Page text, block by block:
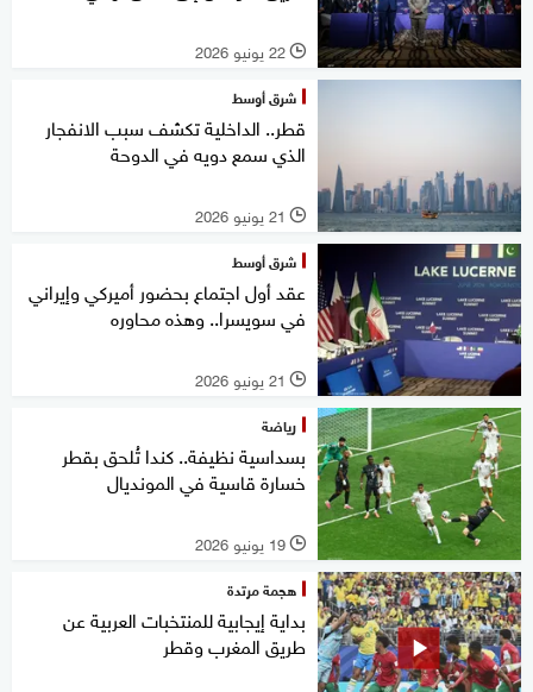
l 22 يونيو 2026
شرق أوسط
قطر.. الداخلية تكشف سبب الانفجار
الذي سمع دويه في الدوحة
l 21 يونيو 2026
شرق أوسط
عقد أول اجتماع بحضور أميركي وإيراني
في سويسرا.. وهذه محاوره
l 21 يونيو 2026
رياضة
بسداسية نظيفة.. كندا تُلحق بقطر
خسارة قاسية في المونديال
l 19 يونيو 2026
هجمة مرتدة
بداية إيجابية للمنتخبات العربية عن
طريق المغرب وقطر